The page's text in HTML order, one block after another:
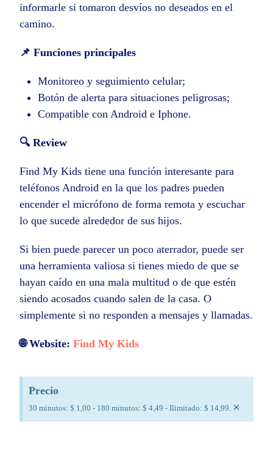
informarle si tomaron desvíos no deseados en el
camino.
📌 Funciones principales
Monitoreo y seguimiento celular;
Botón de alerta para situaciones peligrosas;
Compatible con Android e Iphone.
🔍 Review
Find My Kids tiene una función interesante para
teléfonos Android en la que los padres pueden
encender el micrófono de forma remota y escuchar
lo que sucede alrededor de sus hijos.
Si bien puede parecer un poco aterrador, puede ser
una herramienta valiosa si tienes miedo de que se
hayan caído en una mala multitud o de que estén
siendo acosados ​​cuando salen de la casa. O
simplemente si no responden a mensajes y llamadas.
🌐 Website: Find My Kids
Precio
30 minutos: $ 1,00 - 180 minutos: $ 4,49 - Ilimitado: $ 14,99. ×